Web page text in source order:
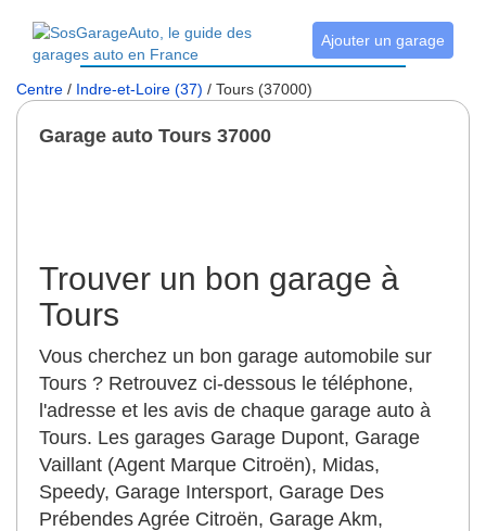
Ajouter un garage
Centre / Indre-et-Loire (37) / Tours (37000)
Garage auto Tours 37000
Trouver un bon garage à
Tours
Vous cherchez un bon garage automobile sur
Tours ? Retrouvez ci-dessous le téléphone,
l'adresse et les avis de chaque garage auto à
Tours. Les garages Garage Dupont, Garage
Vaillant (Agent Marque Citroën), Midas,
Speedy, Garage Intersport, Garage Des
Prébendes Agrée Citroën, Garage Akm,